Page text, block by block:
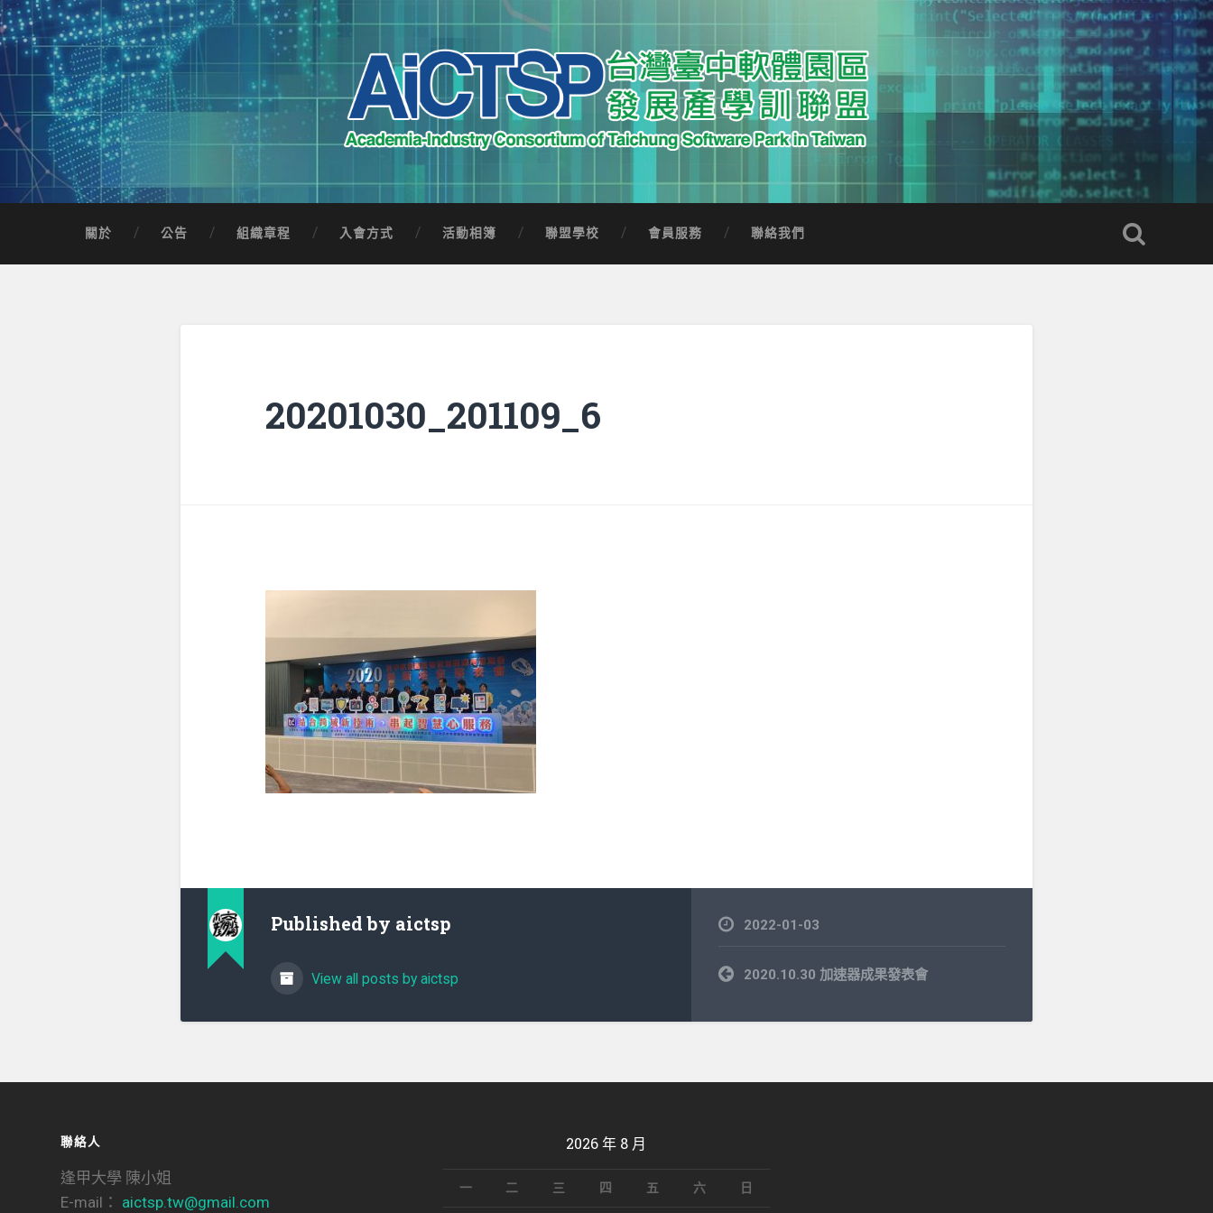
Skip
to
content
Search
AICTSP 台灣臺中軟體園區發展產學訓聯盟
Academia-Industry Consortium of Taichung Software Park in Taiwan
關於 公告 組織章程 入會方式 活動相簿 聯盟學校 會員服務 聯絡我們
20201030_201109_6
Published by aictsp
View all posts by aictsp
2022-01-03
文
章
覽
2020.10.30 加速器成果發表會
聯絡人
逢甲大學 陳小姐
E-mail： aictsp.tw@gmail.com
2026 年 8 月
一 二 三 四 五 六 日